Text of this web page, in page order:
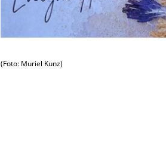
(Foto: Muriel Kunz)